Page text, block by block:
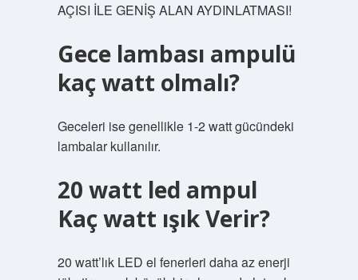
AÇISI İLE GENİŞ ALAN AYDINLATMASI!
Gece lambası ampulü
kaç watt olmalı?
Geceleri ise genellikle 1-2 watt gücündeki
lambalar kullanılır.
20 watt led ampul
Kaç watt ışık Verir?
20 watt’lık LED el fenerleri daha az enerji